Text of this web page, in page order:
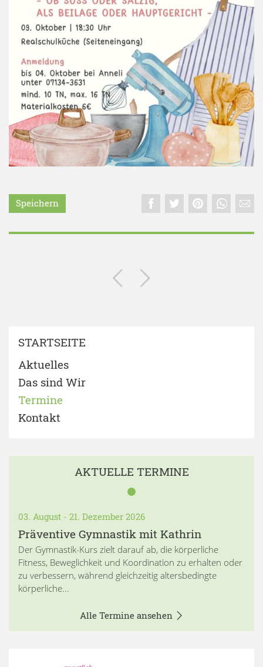
Speichern
STARTSEITE
Aktuelles
Das sind Wir
Termine
Kontakt
AKTUELLE TERMINE
03. August - 21. Dezember 2026
Präventive Gymnastik mit Kathrin
Der Gymnastik-Kurs zielt darauf ab, die körperliche
Fitness, Beweglichkeit und Koordination zu erhalten oder
zu verbessern, während gleichzeitig altersbedingte
körperliche...
Alle Termine ansehen